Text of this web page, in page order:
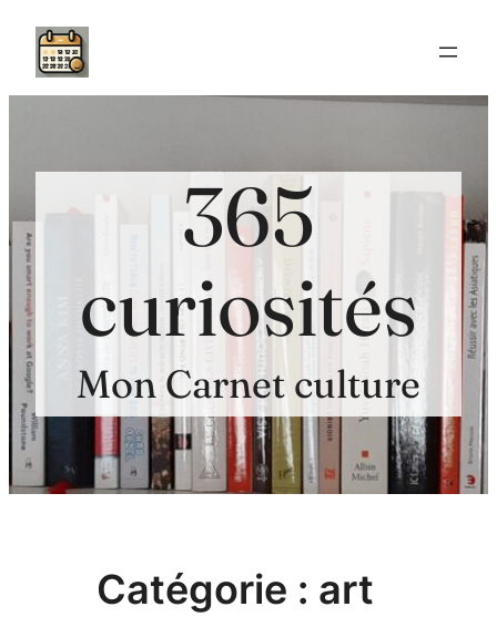
Aller
contenu
365
curiosités
Mon Carnet culture
Catégorie : art